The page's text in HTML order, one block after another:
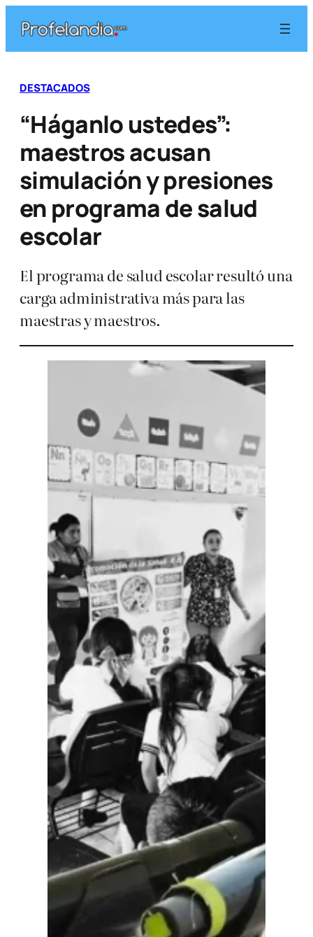
contenido
DESTACADOS
“Háganlo ustedes”:
maestros acusan
simulación y presiones
en programa de salud
escolar
El programa de salud escolar resultó una
carga administrativa más para las
maestras y maestros.